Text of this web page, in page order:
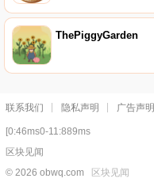
ThePiggyGarden
联系我们 隐私声明 广告声明
[0:46ms0-11:889ms
区块见闻
© 2026 obwq.com
区块见闻